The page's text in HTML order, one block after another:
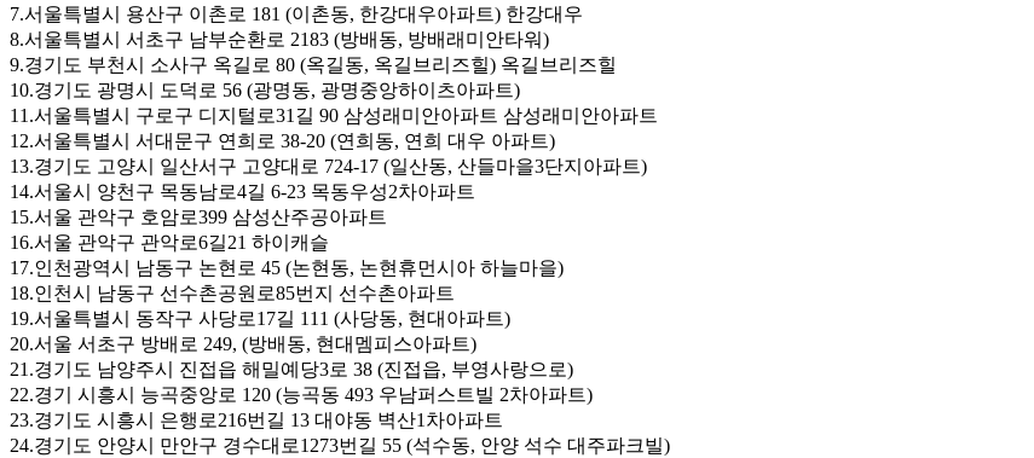
7.서울특별시 용산구 이촌로 181 (이촌동, 한강대우아파트) 한강대우
8.서울특별시 서초구 남부순환로 2183 (방배동, 방배래미안타워)
9.경기도 부천시 소사구 옥길로 80 (옥길동, 옥길브리즈힐) 옥길브리즈힐
10.경기도 광명시 도덕로 56 (광명동, 광명중앙하이츠아파트)
11.서울특별시 구로구 디지털로31길 90 삼성래미안아파트 삼성래미안아파트
12.서울특별시 서대문구 연희로 38-20 (연희동, 연희 대우 아파트)
13.경기도 고양시 일산서구 고양대로 724-17 (일산동, 산들마을3단지아파트)
14.서울시 양천구 목동남로4길 6-23 목동우성2차아파트
15.서울 관악구 호암로399 삼성산주공아파트
16.서울 관악구 관악로6길21 하이캐슬
17.인천광역시 남동구 논현로 45 (논현동, 논현휴먼시아 하늘마을)
18.인천시 남동구 선수촌공원로85번지 선수촌아파트
19.서울특별시 동작구 사당로17길 111 (사당동, 현대아파트)
20.서울 서초구 방배로 249, (방배동, 현대멤피스아파트)
21.경기도 남양주시 진접읍 해밀예당3로 38 (진접읍, 부영사랑으로)
22.경기 시흥시 능곡중앙로 120 (능곡동 493 우남퍼스트빌 2차아파트)
23.경기도 시흥시 은행로216번길 13 대야동 벽산1차아파트
24.경기도 안양시 만안구 경수대로1273번길 55 (석수동, 안양 석수 대주파크빌)